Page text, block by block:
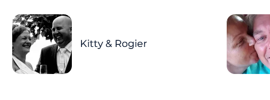
Kitty & Rogier